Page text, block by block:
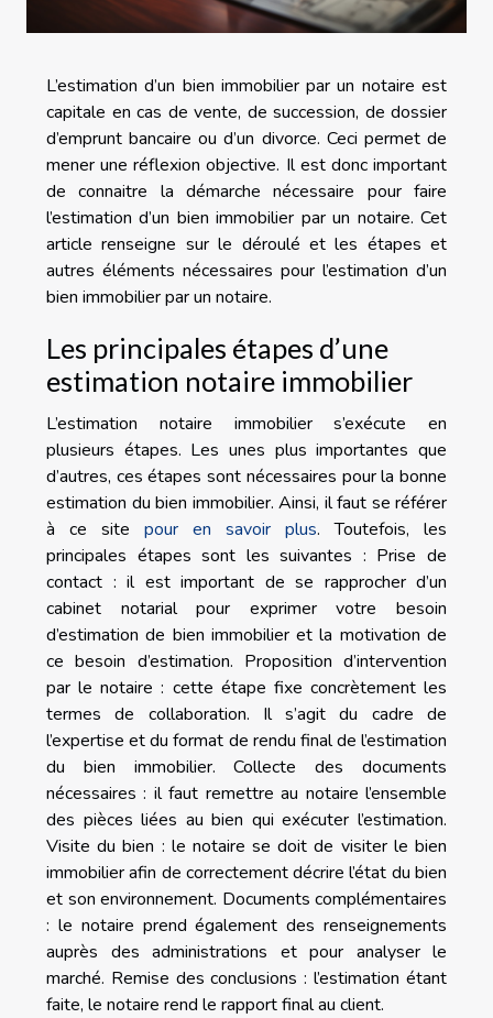
L’estimation d’un bien immobilier par un notaire est
capitale en cas de vente, de succession, de dossier
d’emprunt bancaire ou d’un divorce. Ceci permet de
mener une réflexion objective. Il est donc important
de connaitre la démarche nécessaire pour faire
l’estimation d’un bien immobilier par un notaire. Cet
article renseigne sur le déroulé et les étapes et
autres éléments nécessaires pour l’estimation d’un
bien immobilier par un notaire.
Les principales étapes d’une
estimation notaire immobilier
L’estimation notaire immobilier s’exécute en
plusieurs étapes. Les unes plus importantes que
d’autres, ces étapes sont nécessaires pour la bonne
estimation du bien immobilier. Ainsi, il faut se référer
à ce site pour en savoir plus. Toutefois, les
principales étapes sont les suivantes : Prise de
contact : il est important de se rapprocher d’un
cabinet notarial pour exprimer votre besoin
d’estimation de bien immobilier et la motivation de
ce besoin d’estimation. Proposition d’intervention
par le notaire : cette étape fixe concrètement les
termes de collaboration. Il s’agit du cadre de
l’expertise et du format de rendu final de l’estimation
du bien immobilier. Collecte des documents
nécessaires : il faut remettre au notaire l’ensemble
des pièces liées au bien qui exécuter l’estimation.
Visite du bien : le notaire se doit de visiter le bien
immobilier afin de correctement décrire l’état du bien
et son environnement. Documents complémentaires
: le notaire prend également des renseignements
auprès des administrations et pour analyser le
marché. Remise des conclusions : l’estimation étant
faite, le notaire rend le rapport final au client.